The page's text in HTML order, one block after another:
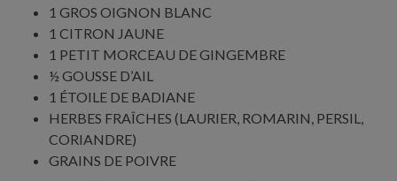
1 GROS OIGNON BLANC
1 CITRON JAUNE
1 PETIT MORCEAU DE GINGEMBRE
½ GOUSSE D’AIL
1 ÉTOILE DE BADIANE
HERBES FRAÎCHES (LAURIER, ROMARIN, PERSIL,
CORIANDRE)
GRAINS DE POIVRE